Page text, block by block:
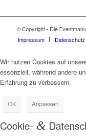
© Copyright - Die
Impressum
Datenschutz
Wir nutzen Cookies auf
essenziell, während andere
Erfahrung zu verbessern.
OK Anpassen
Cookie- &